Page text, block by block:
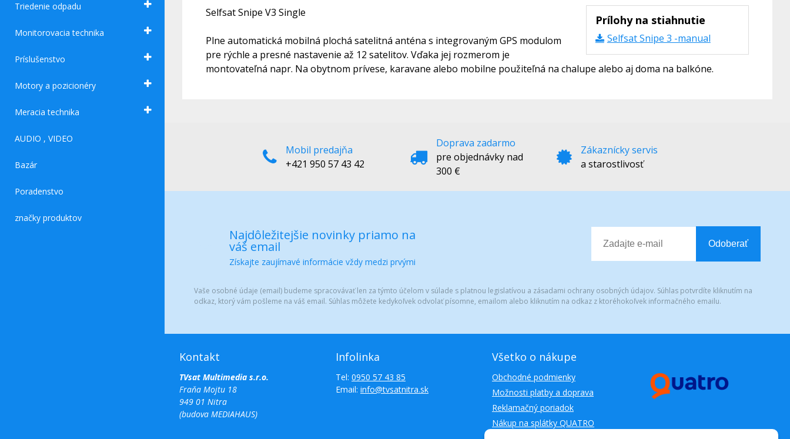
Triedenie odpadu
Monitorovacia technika
Príslušenstvo
Motory a pozicionéry
Meracia technika
AUDIO , VIDEO
Bazár
Poradenstvo
značky produktov
Prílohy na stiahnutie
Selfsat Snipe 3 -manual
Selfsat Snipe V3 Single
Plne automatická mobilná plochá satelitná anténa s integrovaným GPS modulom
pre rýchle a presné nastavenie až 12 satelitov. Vďaka jej rozmerom je
montovateľná napr. Na obytnom prívese, karavane alebo mobilne použiteľná na chalupe alebo aj doma na balkóne.
Mobil predajňa
+421 950 57 43 42
Doprava zadarmo
pre objednávky nad
300 €
Zákaznícky servis
a starostlivosť
Najdôležitejšie novinky priamo na
váš email
Získajte zaujímavé informácie vždy medzi prvými
Odoberať
Vaše osobné údaje (email) budeme spracovávať len za týmto účelom v súlade s platnou legislatívou a zásadami ochrany osobných údajov. Súhlas potvrdíte kliknutím na
odkaz, ktorý vám pošleme na váš email. Súhlas môžete kedykoľvek odvolať písomne, emailom alebo kliknutím na odkaz z ktoréhokoľvek informačného emailu.
Kontakt
TVsat Multimedia s.r.o.
Fraňa Mojtu 18
949 01 Nitra
(budova MEDIAHAUS)
Infolinka
Tel: 0950 57 43 85
Email: info@tvsatnitra.sk
Všetko o nákupe
Obchodné podmienky
Možnosti platby a doprava
Reklamačný poriadok
Nákup na splátky QUATRO